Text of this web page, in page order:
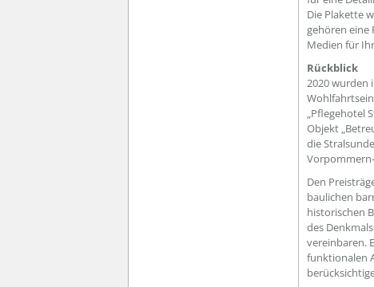
Die Plakette
gehören eine
Medien für
Rückblick
2020 wurden
„Pflegehotel
Objekt
die
Den
baulichen
historischen
des
vereinbaren.
funktionalen